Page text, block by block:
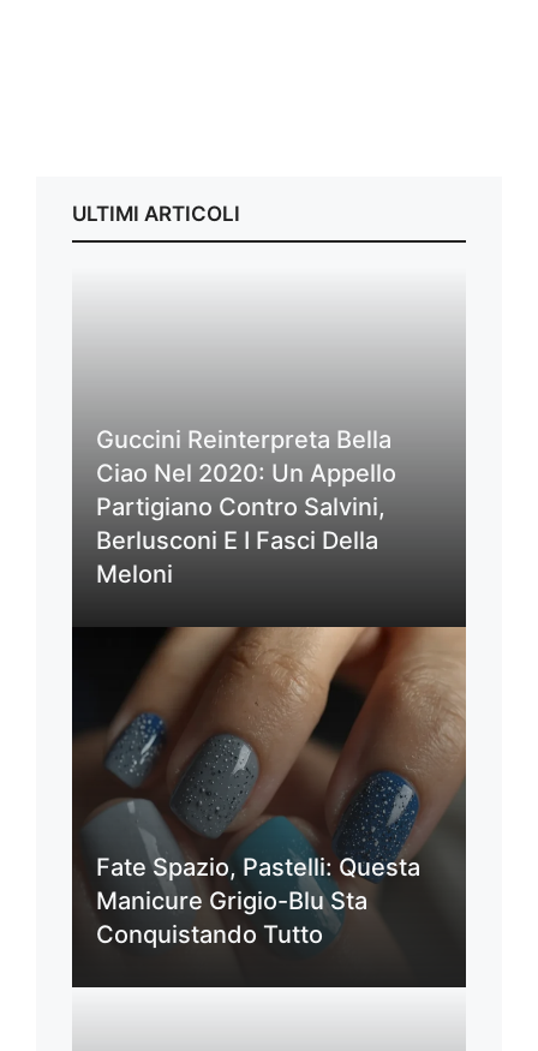
ULTIMI ARTICOLI
Guccini Reinterpreta Bella
Ciao Nel 2020: Un Appello
Partigiano Contro Salvini,
Berlusconi E I Fasci Della
Meloni
Fate Spazio, Pastelli: Questa
Manicure Grigio-Blu Sta
Conquistando Tutto